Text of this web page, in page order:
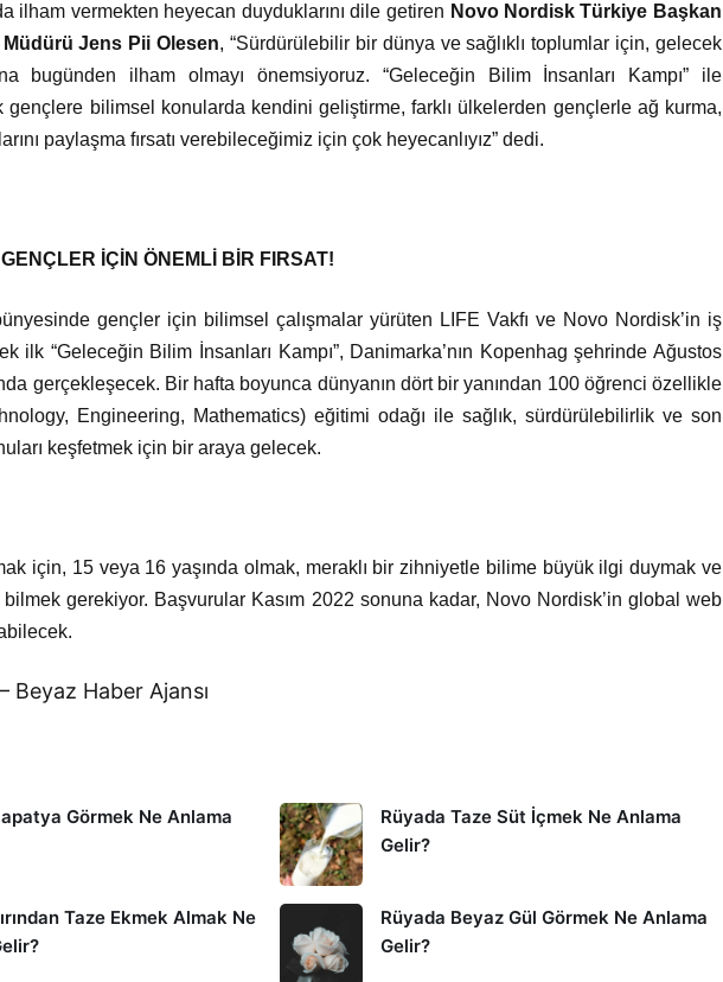
ilham vermekten heyecan duyduklarını dile getiren Novo Nordisk Türkiye Başkan
Müdürü Jens Pii Olesen, “Sürdürülebilir bir dünya ve sağlıklı toplumlar için, gelecek
bugünden ilham olmayı önemsiyoruz. “Geleceğin Bilim İnsanları Kampı” ile
gençlere bilimsel konularda kendini geliştirme, farklı ülkelerden gençlerle ağ kurma,
paylaşma fırsatı verebileceğimiz için çok heyecanlıyız” dedi.
İÇİN ÖNEMLİ BİR FIRSAT!
gençler için bilimsel çalışmalar yürüten LIFE Vakfı ve Novo Nordisk’in iş
ilk “Geleceğin Bilim İnsanları Kampı”, Danimarka’nın Kopenhag şehrinde Ağustos
gerçekleşecek. Bir hafta boyunca dünyanın dört bir yanından 100 öğrenci özellikle
Engineering, Mathematics) eğitimi odağı ile sağlık, sürdürülebilirlik ve son
keşfetmek için bir araya gelecek.
için, 15 veya 16 yaşında olmak, meraklı bir zihniyetle bilime büyük ilgi duymak ve
gerekiyor. Başvurular Kasım 2022 sonuna kadar, Novo Nordisk’in global web
Beyaz Haber Ajansı
Görmek Ne Anlama
Rüyada Taze Süt İçmek Ne Anlama
Gelir?
Taze Ekmek Almak Ne
Rüyada Beyaz Gül Görmek Ne Anlama
Gelir?